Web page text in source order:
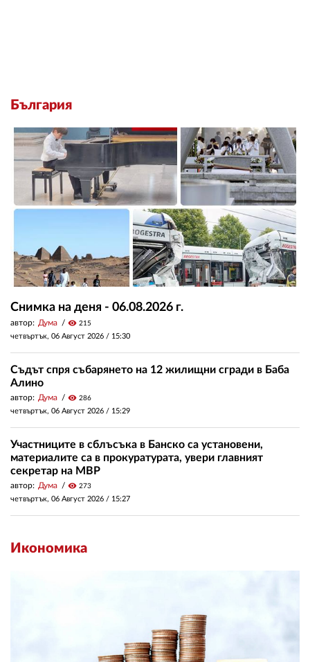
България
Снимка на деня - 06.08.2026 г.
автор: Дума visibility 215
четвъртък, 06 Август 2026 / 15:30
Съдът спря събарянето на 12 жилищни сгради в Баба
Алино
автор: Дума visibility 286
четвъртък, 06 Август 2026 / 15:29
Участниците в сблъсъка в Банско са установени,
материалите са в прокуратурата, увери главният
секретар на МВР
автор: Дума visibility 273
четвъртък, 06 Август 2026 / 15:27
Икономика